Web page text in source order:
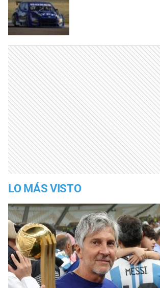
LO MÁS VISTO